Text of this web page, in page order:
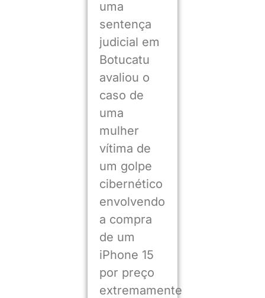
uma
sentença
judicial em
Botucatu
avaliou o
caso de
uma
mulher
vítima de
um golpe
cibernético
envolvendo
a compra
de um
iPhone 15
por preço
extremamente